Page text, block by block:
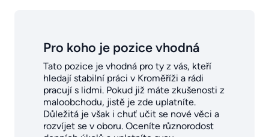
Pro koho je pozice vhodná
Tato pozice je vhodná pro ty z vás, kteří
hledají stabilní práci v Kroměříži a rádi
pracují s lidmi. Pokud již máte zkušenosti z
maloobchodu, jistě je zde uplatníte.
Důležitá je však i chuť učit se nové věci a
rozvíjet se v oboru. Oceníte různorodost